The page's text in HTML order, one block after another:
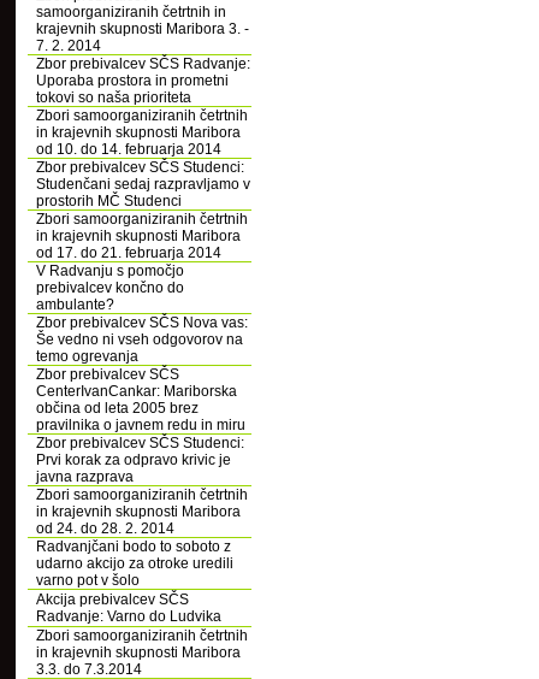
samoorganiziranih četrtnih in
krajevnih skupnosti Maribora 3. -
7. 2. 2014
Zbor prebivalcev SČS Radvanje:
Uporaba prostora in prometni
tokovi so naša prioriteta
Zbori samoorganiziranih četrtnih
in krajevnih skupnosti Maribora
od 10. do 14. februarja 2014
Zbor prebivalcev SČS Studenci:
Studenčani sedaj razpravljamo v
prostorih MČ Studenci
Zbori samoorganiziranih četrtnih
in krajevnih skupnosti Maribora
od 17. do 21. februarja 2014
V Radvanju s pomočjo
prebivalcev končno do
ambulante?
Zbor prebivalcev SČS Nova vas:
Še vedno ni vseh odgovorov na
temo ogrevanja
Zbor prebivalcev SČS
CenterIvanCankar: Mariborska
občina od leta 2005 brez
pravilnika o javnem redu in miru
Zbor prebivalcev SČS Studenci:
Prvi korak za odpravo krivic je
javna razprava
Zbori samoorganiziranih četrtnih
in krajevnih skupnosti Maribora
od 24. do 28. 2. 2014
Radvanjčani bodo to soboto z
udarno akcijo za otroke uredili
varno pot v šolo
Akcija prebivalcev SČS
Radvanje: Varno do Ludvika
Zbori samoorganiziranih četrtnih
in krajevnih skupnosti Maribora
3.3. do 7.3.2014